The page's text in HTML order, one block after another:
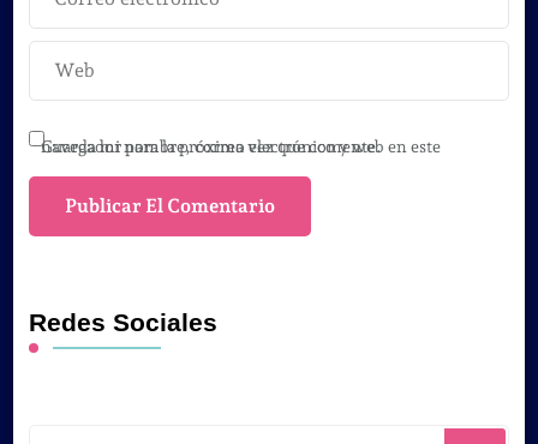
Guarda mi nombre, correo electrónico y web en este navegador para la próxima vez que comente.
Redes Sociales